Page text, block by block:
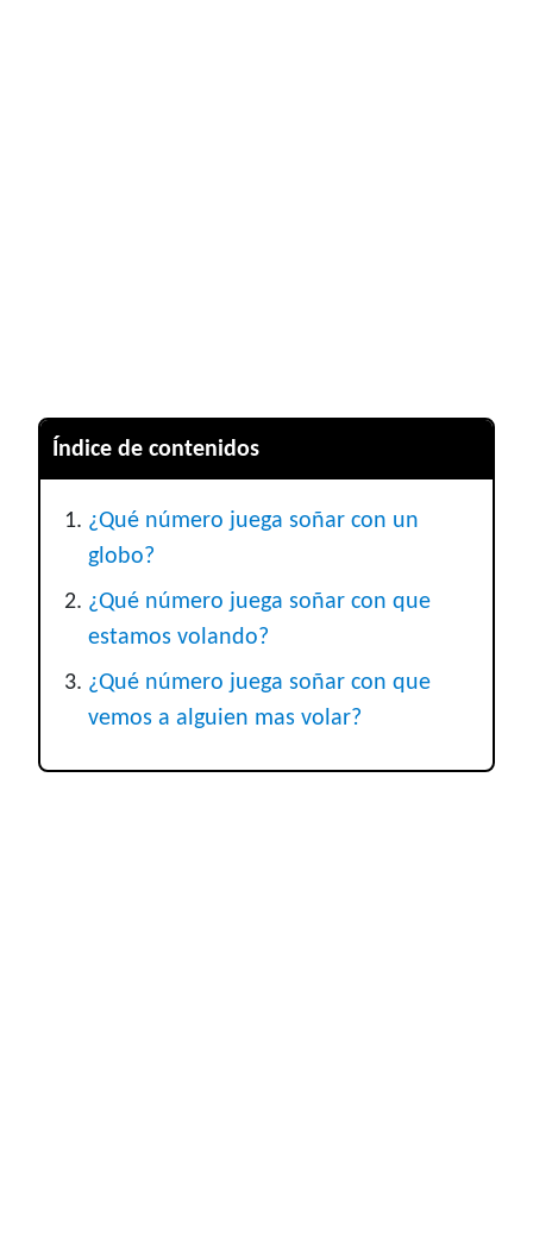
Índice de contenidos
¿Qué número juega soñar con un
globo?
¿Qué número juega soñar con que
estamos volando?
¿Qué número juega soñar con que
vemos a alguien mas volar?